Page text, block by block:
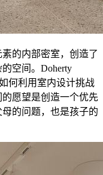
的内部密室，创造了
空间。Doherty
何利用室内设计挑战
愿望是创造一个优先
的问题，也是孩子的